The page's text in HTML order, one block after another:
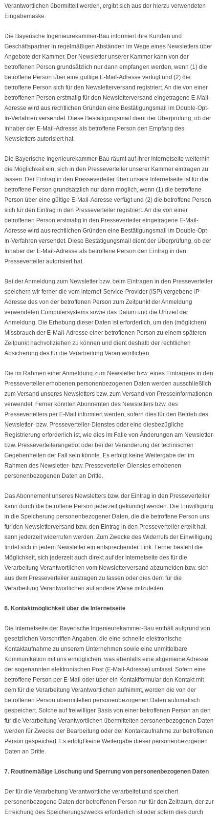
Verantwortlichen übermittelt werden, ergibt sich aus der hierzu verwendeten
Eingabemaske.
Die Bayerische Ingenieurekammer-Bau informiert ihre Kunden und
Geschäftspartner in regelmäßigen Abständen im Wege eines Newsletters über
Angebote der Kammer. Der Newsletter unserer Kammer kann von der
betroffenen Person grundsätzlich nur dann empfangen werden, wenn (1) die
betroffene Person über eine gültige E-Mail-Adresse verfügt und (2) die
betroffene Person sich für den Newsletterversand registriert. An die von einer
betroffenen Person erstmalig für den Newsletterversand eingetragene E-Mail-
Adresse wird aus rechtlichen Gründen eine Bestätigungsmail im Double-Opt-
In-Verfahren versendet. Diese Bestätigungsmail dient der Überprüfung, ob der
Inhaber der E-Mail-Adresse als betroffene Person den Empfang des
Newsletters autorisiert hat.
Die Bayerische Ingenieurekammer-Bau räumt auf ihrer Internetseite weiterhin
die Möglichkeit ein, sich in den Presseverteiler unserer Kammer eintragen zu
lassen. Der Eintrag in den Presseverteiler über unsere Internetseite ist für die
betroffene Person grundsätzlich nur dann möglich, wenn (1) die betroffene
Person über eine gültige E-Mail-Adresse verfügt und (2) die betroffene Person
sich für den Eintrag in den Presseverteiler registriert. An die von einer
betroffenen Person erstmalig in den Presseverteiler eingetragene E-Mail-
Adresse wird aus rechtlichen Gründen eine Bestätigungsmail im Double-Opt-
In-Verfahren versendet. Diese Bestätigungsmail dient der Überprüfung, ob der
Inhaber der E-Mail-Adresse als betroffene Person den Eintrag in den
Presseverteiler autorisiert hat.
Bei der Anmeldung zum Newsletter bzw. beim Eintragen in den Presseverteiler
speichern wir ferner die vom Internet-Service-Provider (ISP) vergebene IP-
Adresse des von der betroffenen Person zum Zeitpunkt der Anmeldung
verwendeten Computersystems sowie das Datum und die Uhrzeit der
Anmeldung. Die Erhebung dieser Daten ist erforderlich, um den (möglichen)
Missbrauch der E-Mail-Adresse einer betroffenen Person zu einem späteren
Zeitpunkt nachvollziehen zu können und dient deshalb der rechtlichen
Absicherung des für die Verarbeitung Verantwortlichen.
Die im Rahmen einer Anmeldung zum Newsletter bzw. eines Eintragens in den
Presseverteiler erhobenen personenbezogenen Daten werden ausschließlich
zum Versand unseres Newsletters bzw. zum Versand von Presseinformationen
verwendet. Ferner könnten Abonnenten des Newsletters bzw. des
Presseverteilers per E-Mail informiert werden, sofern dies für den Betrieb des
Newsletter- bzw. Presseverteiler-Dienstes oder eine diesbezügliche
Registrierung erforderlich ist, wie dies im Falle von Änderungen am Newsletter-
bzw. Presseverteilerangebot oder bei der Veränderung der technischen
Gegebenheiten der Fall sein könnte. Es erfolgt keine Weitergabe der im
Rahmen des Newsletter- bzw. Presseverteiler-Dienstes erhobenen
personenbezogenen Daten an Dritte.
Das Abonnement unseres Newsletters bzw. der Eintrag in den Presseverteiler
kann durch die betroffene Person jederzeit gekündigt werden. Die Einwilligung
in die Speicherung personenbezogener Daten, die die betroffene Person uns
für den Newsletterversand bzw. den Eintrag in den Presseverteiler erteilt hat,
kann jederzeit widerrufen werden. Zum Zwecke des Widerrufs der Einwilligung
findet sich in jedem Newsletter ein entsprechender Link. Ferner besteht die
Möglichkeit, sich jederzeit auch direkt auf der Internetseite des für die
Verarbeitung Verantwortlichen vom Newsletterversand abzumelden bzw. sich
aus dem Presseverteiler austragen zu lassen oder dies dem für die
Verarbeitung Verantwortlichen auf andere Weise mitzuteilen.
6. Kontaktmöglichkeit über die Internetseite
Die Internetseite der Bayerische Ingenieurekammer-Bau enthält aufgrund von
gesetzlichen Vorschriften Angaben, die eine schnelle elektronische
Kontaktaufnahme zu unserem Unternehmen sowie eine unmittelbare
Kommunikation mit uns ermöglichen, was ebenfalls eine allgemeine Adresse
der sogenannten elektronischen Post (E-Mail-Adresse) umfasst. Sofern eine
betroffene Person per E-Mail oder über ein Kontaktformular den Kontakt mit
dem für die Verarbeitung Verantwortlichen aufnimmt, werden die von der
betroffenen Person übermittelten personenbezogenen Daten automatisch
gespeichert. Solche auf freiwilliger Basis von einer betroffenen Person an den
für die Verarbeitung Verantwortlichen übermittelten personenbezogenen Daten
werden für Zwecke der Bearbeitung oder der Kontaktaufnahme zur betroffenen
Person gespeichert. Es erfolgt keine Weitergabe dieser personenbezogenen
Daten an Dritte.
7. Routinemäßige Löschung und Sperrung von personenbezogenen Daten
Der für die Verarbeitung Verantwortliche verarbeitet und speichert
personenbezogene Daten der betroffenen Person nur für den Zeitraum, der zur
Erreichung des Speicherungszwecks erforderlich ist oder sofern dies durch